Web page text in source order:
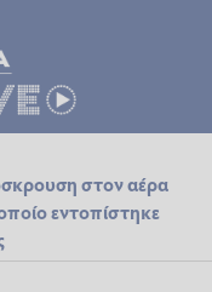
στον αέρα
εντοπίστηκε